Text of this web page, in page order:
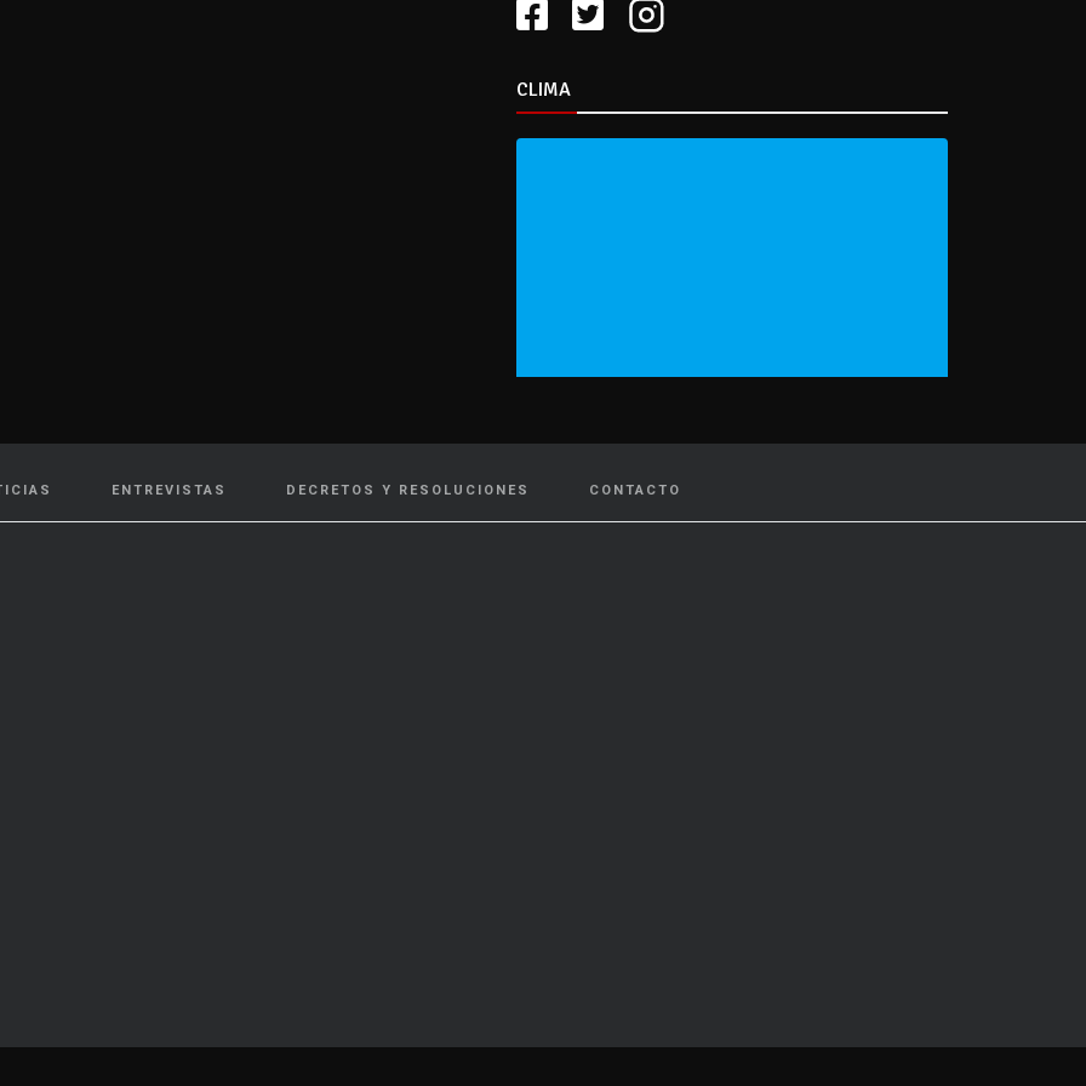
CLIMA
ENTREVISTAS DECRETOS Y RESOLUCIONES CONTACTO